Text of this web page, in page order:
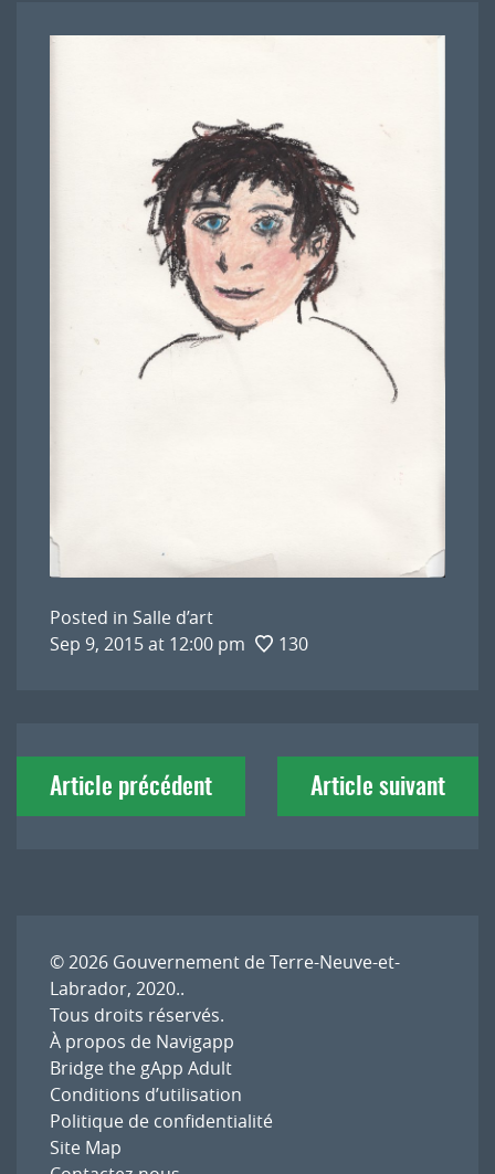
Posted in Salle d’art
Sep 9, 2015 at 12:00 pm
130
Navigation
deArticle précédent Article suivant
© 2026 Gouvernement de Terre-Neuve-et-
Labrador, 2020..
Tous droits réservés.
À propos de Navigapp
Bridge the gApp Adult
Conditions d’utilisation
Politique de confidentialité
Site Map